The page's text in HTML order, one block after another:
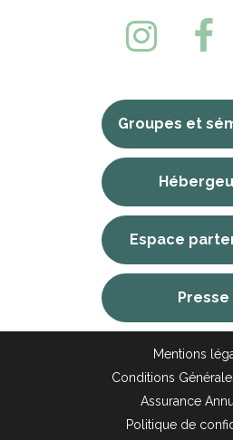
Groupes et
Espace
Presse
Mentions
Conditions
Assurance
Politique de